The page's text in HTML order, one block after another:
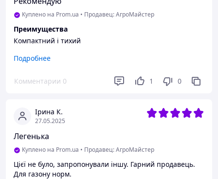
Куплено на Prom.ua • Продавец: АгроМайстер
Преимущества
Компактний і тихий
Недостатки
Подробнее
Комментарии 0 1 0
Ірина К.
27.05.2025
Легенька
Куплено на Prom.ua • Продавец: АгроМайстер
Цієї не було, запропонували іншу. Гарний продавець.
Для газону норм.